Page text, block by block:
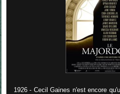
1926 - Cecil Gaines n'est encore